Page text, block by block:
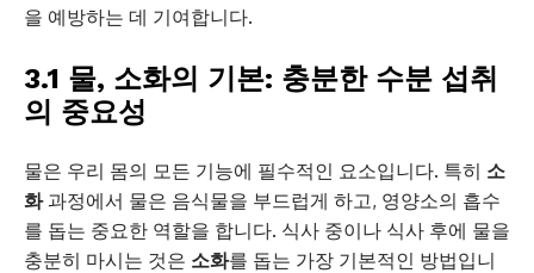
을 예방하는 데 기여합니다.
3.1 물, 소화의 기본: 충분한 수분 섭취
의 중요성
물은 우리 몸의 모든 기능에 필수적인 요소입니다. 특히 소
화과정에서 물은 음식물을 부드럽게 하고, 영양소의 흡수
를 돕는 중요한 역할을 합니다. 식사 중이나 식사 후에 물을
충분히 마시는 것은 소화를 돕는 가장 기본적인 방법입니